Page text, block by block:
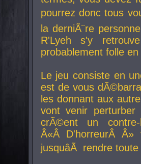
pourrez donc tous
la derniÃ¨re
R'Lyeh s'y
probablement folle
Le jeu consiste en
est de vous
les donnant aux
vont venir perturber
crÃ©ent un
Â«Â D'horreurÂ
jusquâÃ rendre